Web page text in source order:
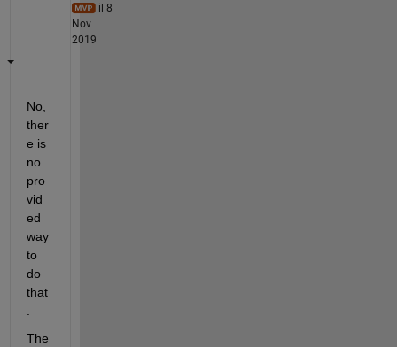
il 8
Nov
2019
No,
ther
e is
no
pro
vid
ed
way
to
do
that
The